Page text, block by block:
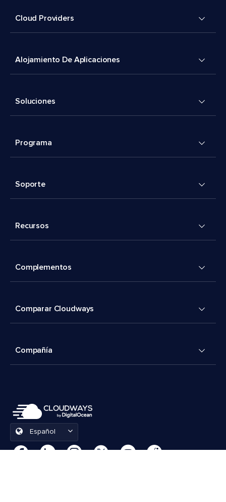
Cloud Providers
Alojamiento De Aplicaciones
Soluciones
Programa
Soporte
Recursos
Complementos
Comparar Cloudways
Compañía
Español